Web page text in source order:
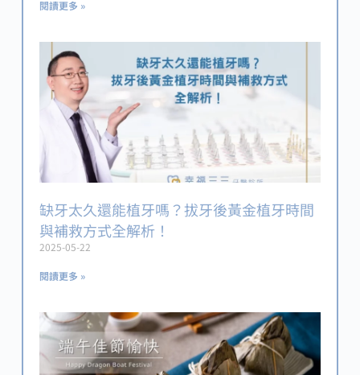
閱讀更多 »
缺牙太久還能植牙嗎？拔牙後黃金植牙時間
與補救方式全解析！
2025-05-22
閱讀更多 »